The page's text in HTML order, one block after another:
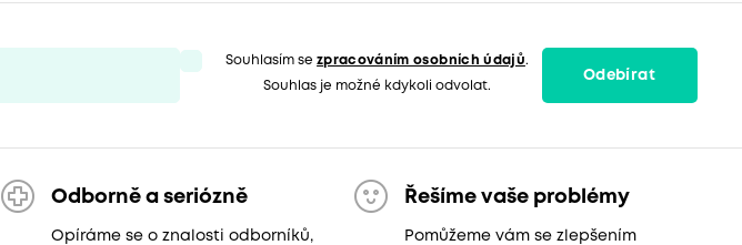
Souhlasím sezpracováním osobních údajů.
Souhlas je možné kdykoli odvolat.
Odebírat
Odborně a seriózně
Opíráme se o znalosti odborníků,
Řešíme vaše problémy
Pomůžeme vám se zlepšením